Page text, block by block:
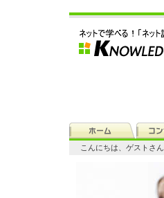
こんにちは、ゲストさん